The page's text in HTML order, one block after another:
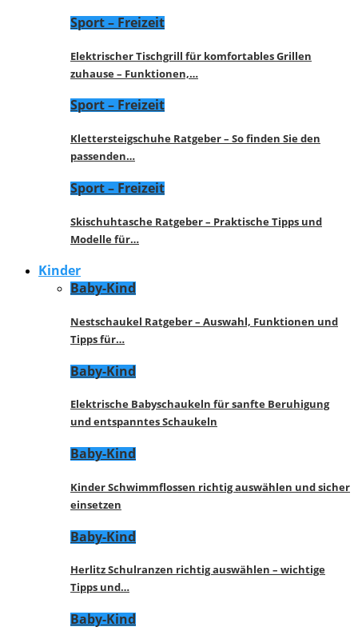
Sport – Freizeit
Elektrischer Tischgrill für komfortables Grillen
zuhause – Funktionen,…
Sport – Freizeit
Klettersteigschuhe Ratgeber – So finden Sie den
passenden…
Sport – Freizeit
Skischuhtasche Ratgeber – Praktische Tipps und
Modelle für…
Kinder
Baby-Kind
Nestschaukel Ratgeber – Auswahl, Funktionen und
Tipps für…
Baby-Kind
Elektrische Babyschaukeln für sanfte Beruhigung
und entspanntes Schaukeln
Baby-Kind
Kinder Schwimmflossen richtig auswählen und sicher
einsetzen
Baby-Kind
Herlitz Schulranzen richtig auswählen – wichtige
Tipps und…
Baby-Kind